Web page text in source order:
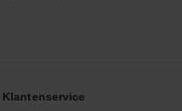
Klantenservice